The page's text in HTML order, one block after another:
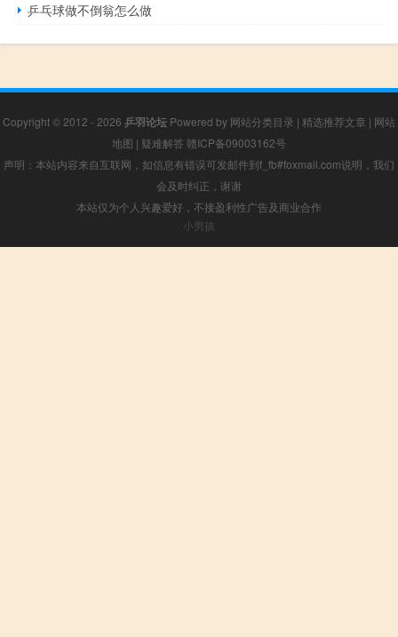
乒乓球做不倒翁怎么做
Copyright © 2012 - 2026 乒羽论坛 Powered by 网站分类目录 | 精选推荐文章 | 网站
地图 | 疑难解答 赣ICP备09003162号
声明：本站内容来自互联网，如信息有错误可发邮件到f_fb#foxmail.com说明，我们
会及时纠正，谢谢
本站仅为个人兴趣爱好，不接盈利性广告及商业合作
小男孩